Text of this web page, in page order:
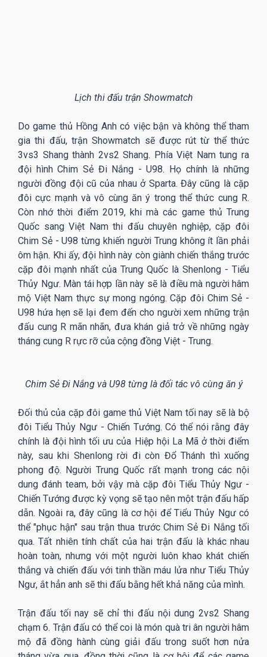
Lịch thi đấu trận Showmatch
Do game thủ Hồng Anh có việc bận và không thể tham
gia thi đấu, trận Showmatch sẽ được rút từ thể thức
3vs3 Shang thành 2vs2 Shang. Phía Việt Nam tung ra
đội hình Chim Sẻ Đi Nắng - U98. Họ chính là những
người đồng đội cũ của nhau ở Sparta. Đây cũng là cặp
đôi cực mạnh và vô cùng ăn ý trong thể thức cung R.
Còn nhớ thời điểm 2019, khi mà các game thủ Trung
Quốc sang Việt Nam thi đấu chuyên nghiệp, cặp đôi
Chim Sẻ - U98 từng khiến người Trung không ít lần phải
ôm hận. Khi ấy, đội hình này còn giành chiến thắng trước
cặp đôi mạnh nhất của Trung Quốc là Shenlong - Tiểu
Thủy Ngư. Màn tái hợp lần này sẽ là điều mà người hâm
mộ Việt Nam thực sự mong ngóng. Cặp đôi Chim Sẻ -
U98 hứa hẹn sẽ lại đem đến cho người xem những trận
đấu cung R mãn nhãn, đưa khán giả trở về những ngày
tháng cung R rực rỡ của cộng đồng Việt - Trung.
Chim Sẻ Đi Nắng và U98 từng là đối tác vô cùng ăn ý
Đối thủ của cặp đôi game thủ Việt Nam tối nay sẽ là bộ
đôi Tiểu Thủy Ngư - Chiến Tướng. Có thể nói rằng đây
chính là đội hình tối ưu của Hiệp hội La Mã ở thời điểm
này, sau khi Shenlong rời đi còn Đổ Thánh thì xuống
phong độ. Người Trung Quốc rất mạnh trong các nội
dung đánh team, bởi vậy mà cặp đôi Tiểu Thủy Ngư -
Chiến Tướng được kỳ vọng sẽ tạo nên một trận đấu hấp
dẫn. Ngoài ra, đây cũng là cơ hội để Tiểu Thủy Ngư có
thể "phục hận" sau trận thua trước Chim Sẻ Đi Nắng tối
qua. Tất nhiên tính chất của hai trận đấu là khác nhau
hoàn toàn, nhưng với một người luôn khao khát chiến
thắng và chiến đấu với tinh thần máu lửa như Tiểu Thủy
Ngư, ắt hẳn anh sẽ thi đấu bằng hết khả năng của mình.
Trận đấu tối nay sẽ chỉ thi đấu nội dung 2vs2 Shang
chạm 6. Trận đấu có thể coi là món quà tri ân người hâm
mộ đã đồng hành cùng giải đấu trong suốt hơn nửa